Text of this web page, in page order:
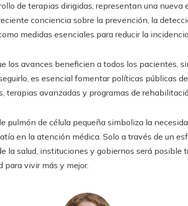
de terapias dirigidas, representan una nueva
conciencia sobre la prevención, la
medidas esenciales para reducir la
los avances beneficien a todos los pacientes,
es esencial fomentar políticas públicas
terapias avanzadas y programas de
pulmón de célula pequeña simboliza la
en la atención médica. Solo a través de un
la salud, instituciones y gobiernos será posible
para vivir más y mejor.